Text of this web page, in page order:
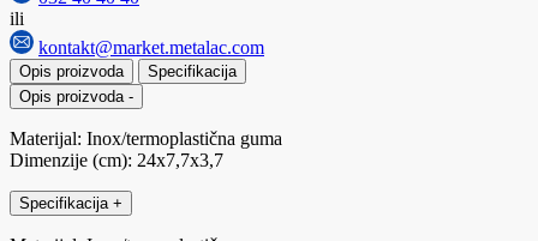
ili
kontakt@market.metalac.com
Opis proizvoda
Specifikacija
Opis proizvoda -
Materijal: Inox/termoplastična guma
Dimenzije (cm): 24x7,7x3,7
Specifikacija +